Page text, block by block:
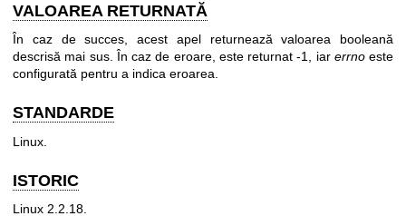
VALOAREA RETURNATĂ
În caz de succes, acest apel returnează valoarea booleană
descrisă mai sus. În caz de eroare, este returnat -1, iar errnoeste
configurată pentru a indica eroarea.
STANDARDE
Linux.
ISTORIC
Linux 2.2.18.